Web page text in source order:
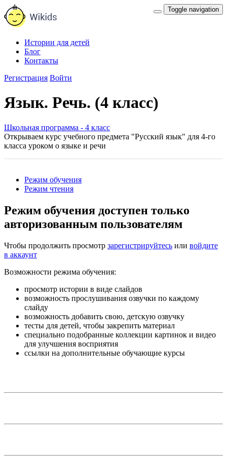
Toggle navigation
Истории для детей
Блог
Контакты
Регистрация Войти
Язык. Речь. (4 класс)
Школьная программа - 4 класс
Открываем курс учебного предмета "Русский язык" для 4-го
класса уроком о языке и речи
Режим обучения
Режим чтения
Режим обучения доступен только
авторизованным пользователям
Чтобы продолжить просмотр зарегистрируйтесь или войдите
в аккаунт
Возможности режима обучения:
просмотр истории в виде слайдов
возможность прослушивания озвучки по каждому
слайду
возможность добавить свою, детскую озвучку
тесты для детей, чтобы закрепить материал
специально подобранные коллекции картинок и видео
для улучшения восприятия
ссылки на дополнительные обучающие курсы